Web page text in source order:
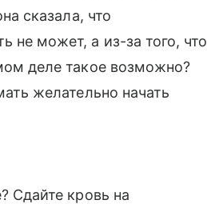
сказала, что
не может, а из-за того, что
деле такое возможно?
желательно начать
Сдайте кровь на